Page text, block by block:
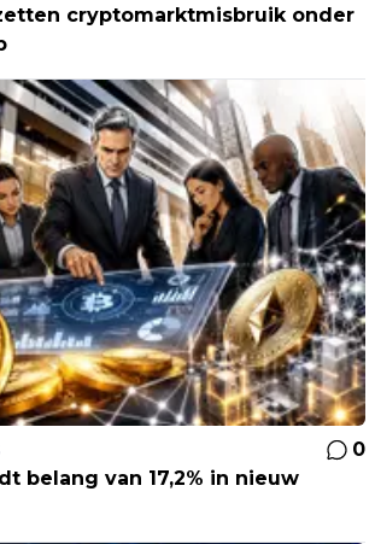
cryptomarktmisbruik onder
0
belang van 17,2% in nieuw